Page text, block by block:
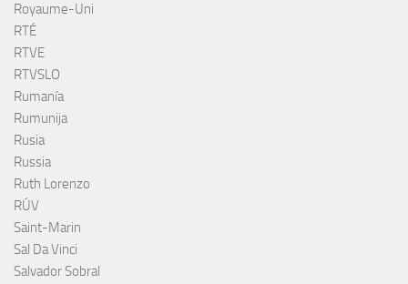
Royaume-Uni
RTÉ
RTVE
RTVSLO
Rumanía
Rumunija
Rusia
Russia
Ruth Lorenzo
RÚV
Saint-Marin
Sal Da Vinci
Salvador Sobral